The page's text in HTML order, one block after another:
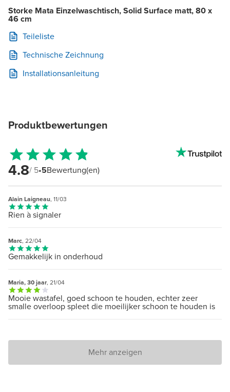
Storke Mata Einzelwaschtisch, Solid Surface matt, 80 x
46 cm
Teileliste
Technische Zeichnung
Installationsanleitung
Produktbewertungen
4.8/ 5•5Bewertung(en)
Alain Laigneau, 11/03
Rien à signaler
Marc, 22/04
Gemakkelijk in onderhoud
Maria, 30 jaar, 21/04
Mooie wastafel, goed schoon te houden, echter zeer
smalle overloop spleet die moeilijker schoon te houden is
Mehr anzeigen